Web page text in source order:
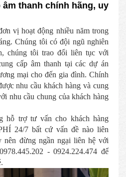
thanh chính hãng, uy
vị hoạt động nhiều năm trong
Chúng tôi có đội ngũ nghiên
chúng tôi trao đổi liên tục với
cấp âm thanh tại các dự án
mại cho đến gia đình. Chính
nhu cầu khách hàng và cung
nhu cầu chung của khách hàng
hỗ trợ tư vấn cho khách hàng
24/7 bất cứ vấn đề nào liên
nên đừng ngần ngại liên hệ với
- 0924.224.474 để